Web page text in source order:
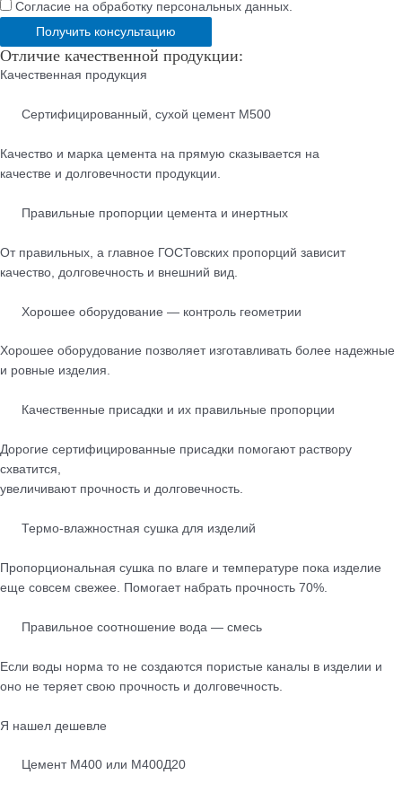
Согласие на обработку персональных данных.
Получить консультацию
Отличие качественной продукции:
Качественная продукция
Cертифицированный, сухой цемент М500
Качество и марка цемента на прямую сказывается на
качестве и долговечности продукции.
Правильные пропорции цемента и инертных
От правильных, а главное ГОСТовских пропорций зависит
качество, долговечность и внешний вид.
Хорошее оборудование — контроль геометрии
Хорошее оборудование позволяет изготавливать более надежные
и ровные изделия.
Качественные присадки и их правильные пропорции
Дорогие сертифицированные присадки помогают раствору
схватится,
увеличивают прочность и долговечность.
Термо-влажностная сушка для изделий
Пропорциональная сушка по влаге и температуре пока изделие
еще совсем свежее. Помогает набрать прочность 70%.
Правильное соотношение вода — смесь
Если воды норма то не создаются пористые каналы в изделии и
оно не теряет свою прочность и долговечность.
Я нашел дешевле
Цемент М400 или М400Д20